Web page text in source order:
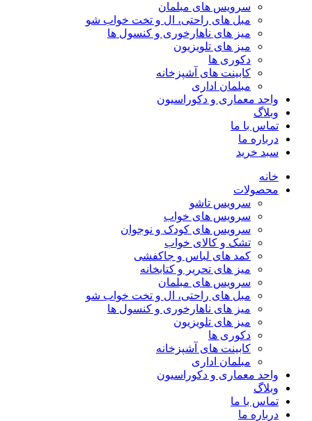
سرویس های مبلمان
مبل های راحتی، ال و تخت خواب شو
میز های ناهارخوری و کنسول ها
میز های تلویزیون
دکوری ها
کابینت های آشپزخانه
مبلمان اداری
واحد معماری و دکوراسیون
وبلاگ
تماس با ما
درباره ما
سبد خرید
خانه
محصولات
سرویس تاشو
سرویس های خواب
سرویس های کودک و نوجوان
تشک و کالای خواب
کمد های لباس و جاکفشی
میز های تحریر و کتابخانه
سرویس های مبلمان
مبل های راحتی، ال و تخت خواب شو
میز های ناهارخوری و کنسول ها
میز های تلویزیون
دکوری ها
کابینت های آشپزخانه
مبلمان اداری
واحد معماری و دکوراسیون
وبلاگ
تماس با ما
درباره ما